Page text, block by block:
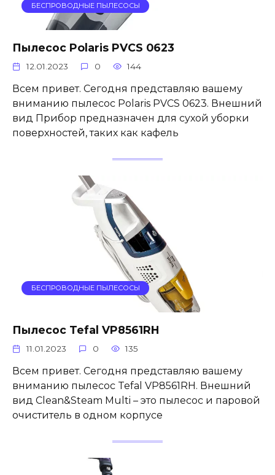
БЕСПРОВОДНЫЕ ПЫЛЕСОСЫ
Пылесос Polaris PVCS 0623
12.01.2023 0 144
Всем привет. Сегодня представляю вашему
вниманию пылесос Polaris PVCS 0623. Внешний
вид Прибор предназначен для сухой уборки
поверхностей, таких как кафель
БЕСПРОВОДНЫЕ ПЫЛЕСОСЫ
Пылесос Tefal VP8561RH
11.01.2023 0 135
Всем привет. Сегодня представляю вашему
вниманию пылесос Tefal VP8561RH. Внешний
вид Clean&Steam Multi – это пылесос и паровой
очиститель в одном корпусе